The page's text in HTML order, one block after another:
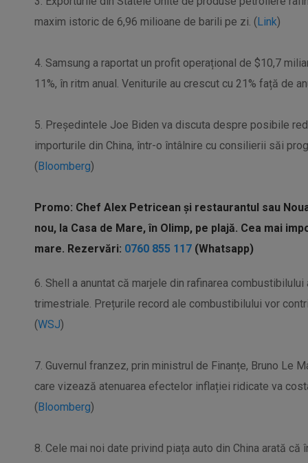
maxim istoric de 6,96 milioane de barili pe zi. (Link)
4. Samsung a raportat un profit operațional de $10,7
11%, în ritm anual. Veniturile au crescut cu 21% față de
5. Președintele Joe Biden va discuta despre posibile
importurile din China, într-o întâlnire cu consilierii săi
(Bloomberg)
Promo: Chef Alex Petricean și restaurantul sau
nou, la Casa de Mare, în Olimp, pe plajă. Cea mai
mare. Rezervări: 0760 855 117 (Whatsapp)
6. Shell a anuntat că marjele din rafinarea
trimestriale. Prețurile record ale combustibilului vor
(WSJ)
7. Guvernul franzez, prin ministrul de Finanțe, Bruno Le
care vizează atenuarea efectelor inflației ridicate va
(Bloomberg)
8. Cele mai noi date privind piața auto din China arată că